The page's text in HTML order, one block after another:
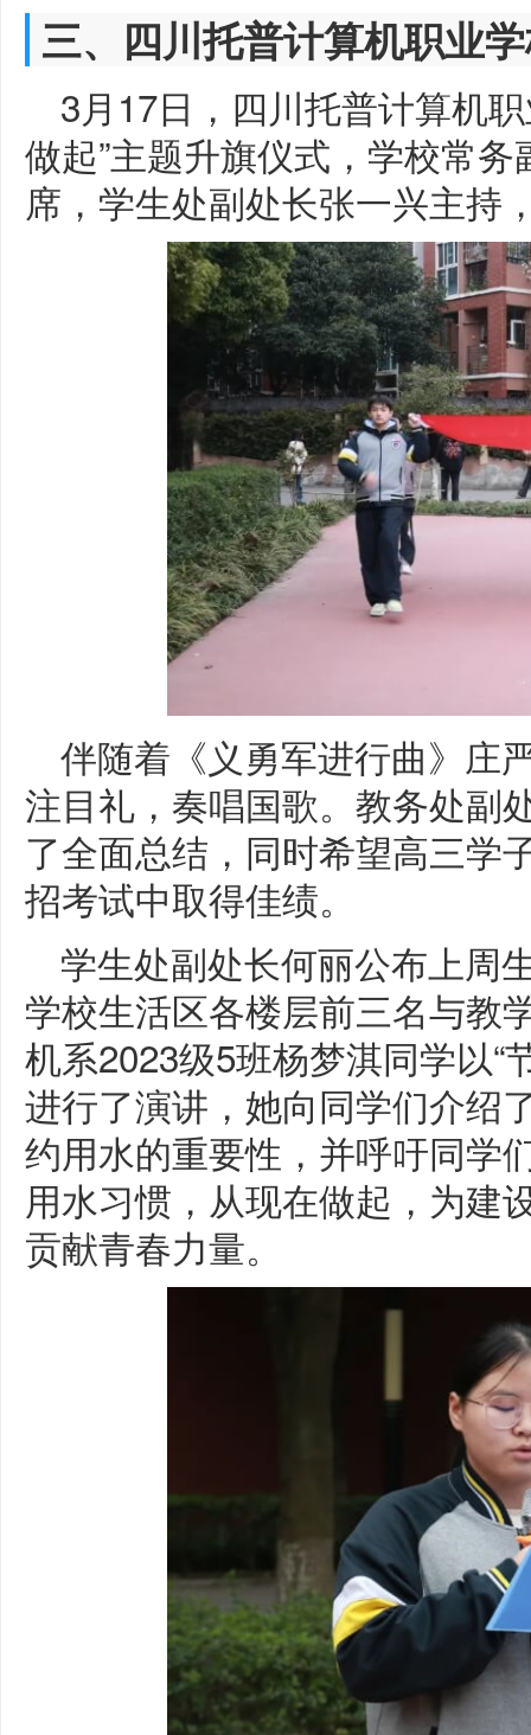
三、四川托普计算机职业
3月17日，四川托普计算机
做起”主题升旗仪式，学校常
席，学生处副处长张一兴主持
伴随着《义勇军进行曲》庄
注目礼，奏唱国歌。教务处副
了全面总结，同时希望高三学
招考试中取得佳绩。
学生处副处长何丽公布上周
学校生活区各楼层前三名与教
机系2023级5班杨梦淇同学以“
进行了演讲，她向同学们介绍
约用水的重要性，并呼吁同学
用水习惯，从现在做起，为建
贡献青春力量。